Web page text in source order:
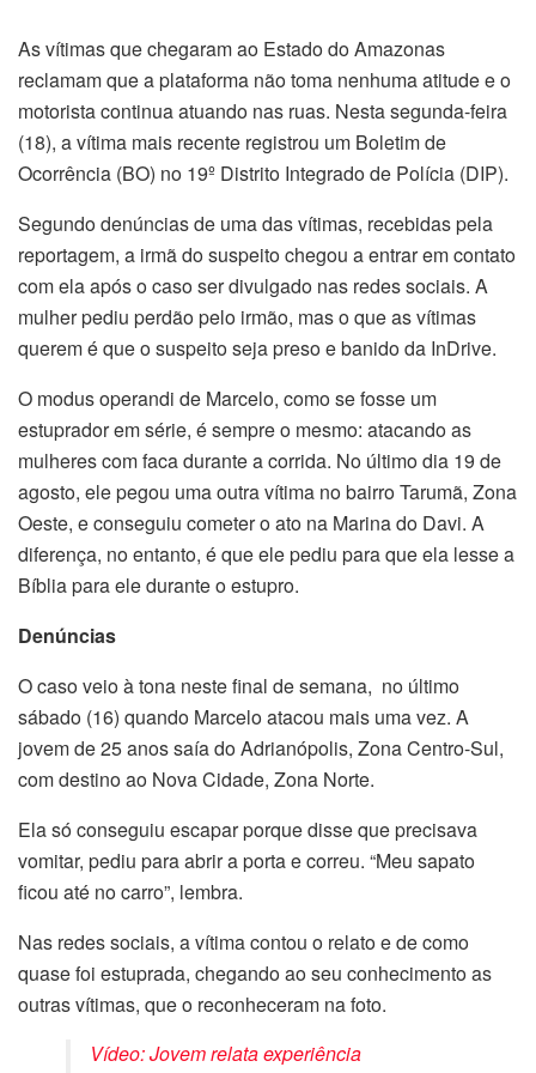
As vítimas que chegaram ao Estado do Amazonas
reclamam que a plataforma não toma nenhuma atitude e o
motorista continua atuando nas ruas. Nesta segunda-feira
(18), a vítima mais recente registrou um Boletim de
Ocorrência (BO) no 19º Distrito Integrado de Polícia (DIP).
Segundo denúncias de uma das vítimas, recebidas pela
reportagem, a irmã do suspeito chegou a entrar em contato
com ela após o caso ser divulgado nas redes sociais. A
mulher pediu perdão pelo irmão, mas o que as vítimas
querem é que o suspeito seja preso e banido da InDrive.
O modus operandi de Marcelo, como se fosse um
estuprador em série, é sempre o mesmo: atacando as
mulheres com faca durante a corrida. No último dia 19 de
agosto, ele pegou uma outra vítima no bairro Tarumã, Zona
Oeste, e conseguiu cometer o ato na Marina do Davi. A
diferença, no entanto, é que ele pediu para que ela lesse a
Bíblia para ele durante o estupro.
Denúncias
O caso veio à tona neste final de semana, no último
sábado (16) quando Marcelo atacou mais uma vez. A
jovem de 25 anos saía do Adrianópolis, Zona Centro-Sul,
com destino ao Nova Cidade, Zona Norte.
Ela só conseguiu escapar porque disse que precisava
vomitar, pediu para abrir a porta e correu. “Meu sapato
ficou até no carro”, lembra.
Nas redes sociais, a vítima contou o relato e de como
quase foi estuprada, chegando ao seu conhecimento as
outras vítimas, que o reconheceram na foto.
Vídeo: Jovem relata experiência